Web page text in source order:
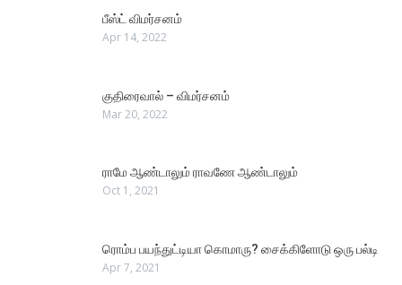
பீஸ்ட் விமர்சனம்
Apr 14, 2022
குதிரைவால் – விமர்சனம்
Mar 20, 2022
ராமே ஆண்டாலும் ராவணே ஆண்டாலும்
Oct 1, 2021
ரொம்ப பயந்துட்டியா கொமாரு? சைக்கிளோடு ஒரு பல்டி
Apr 7, 2021